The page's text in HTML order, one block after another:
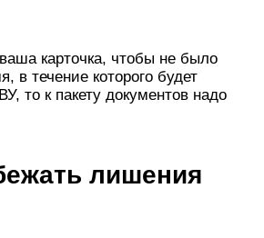
карточка, чтобы не было
в течение которого будет
то к пакету документов надо
лишения